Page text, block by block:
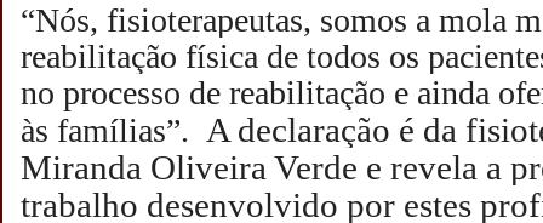
“Nós, fisioterapeutas, somos a mola
reabilitação física de todos os
no processo de reabilitação e ainda
às famílias”. A declaração é da
Miranda Oliveira Verde e revela a
trabalho desenvolvido por estes